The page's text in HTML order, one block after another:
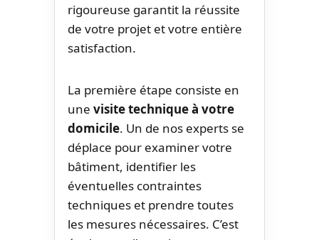
rigoureuse garantit la réussite
de votre projet et votre entière
satisfaction.
La première étape consiste en
une visite technique à votre
domicile. Un de nos experts se
déplace pour examiner votre
bâtiment, identifier les
éventuelles contraintes
techniques et prendre toutes
les mesures nécessaires. C’est